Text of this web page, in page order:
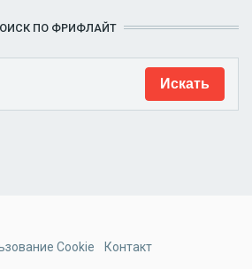
ПО ФРИФЛАЙТ
Cookie Контакт